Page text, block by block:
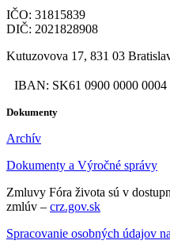
IČO: 31815839
DIČ: 2021828908
Kutuzovova 17, 831 03
IBAN: SK61 0900 0000 0004
Dokumenty
Archív
Dokumenty a Výročné správy
Zmluvy Fóra života sú v
zmlúv – crz.gov.sk
Spracovanie osobných údajov